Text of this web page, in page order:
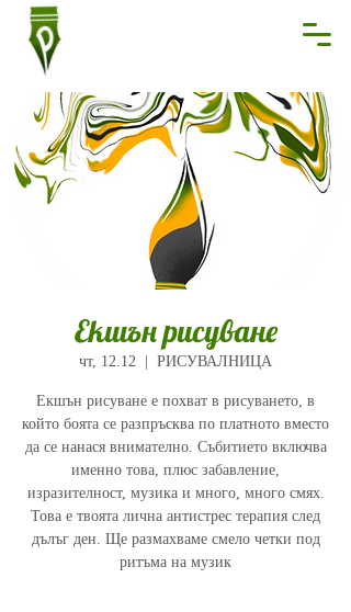
Екшън рисуване
чт, 12.12 РИСУВАЛНИЦА
Екшън рисуване е похват в рисуването, в
който боята се разпръсква по платното вместо
да се нанася внимателно. Събитието включва
именно това, плюс забавление,
изразителност, музика и много, много смях.
Това е твоята лична антистрес терапия след
дълъг ден. Ще размахваме смело четки под
ритъма на музик